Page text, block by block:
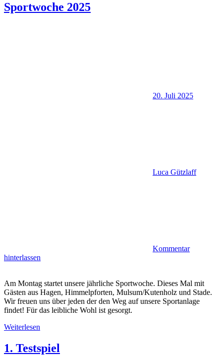
Sportwoche 2025
20. Juli 2025
Luca Gützlaff
Kommentar
hinterlassen
Am Montag startet unsere jährliche Sportwoche. Dieses Mal mit
Gästen aus Hagen, Himmelpforten, Mulsum/Kutenholz und Stade.
Wir freuen uns über jeden der den Weg auf unsere Sportanlage
findet! Für das leibliche Wohl ist gesorgt.
Weiterlesen
1. Testspiel